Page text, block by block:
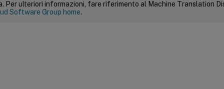
Per ulteriori informazioni, fare riferimento al Machine Translation
Software Group home.